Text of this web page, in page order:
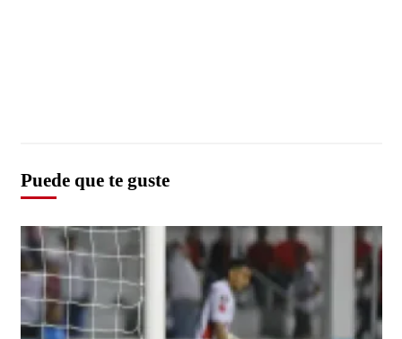
Puede que te guste